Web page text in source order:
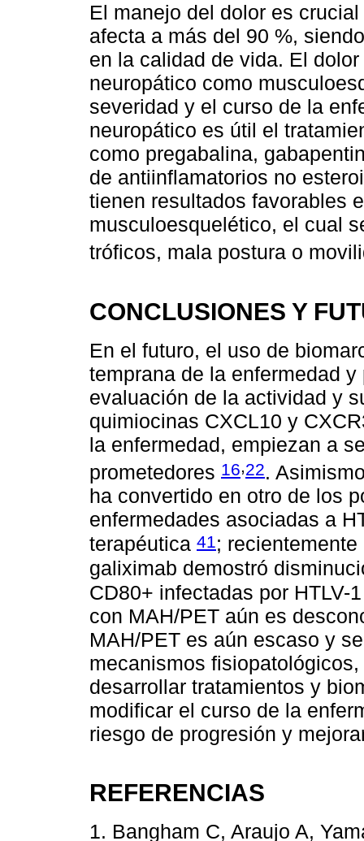
El manejo del dolor es
afecta a más del 90 %,
en la calidad de vida. El
neuropático como
severidad y el curso de la
neuropático es útil el
como pregabalina,
de antiinflamatorios no
tienen resultados favorables
musculoesquelético, el cual
tróficos, mala postura o
CONCLUSIONES Y
En el futuro, el uso de
temprana de la enfermedad
evaluación de la actividad y
quimiocinas CXCL10 y
la enfermedad, empiezan a
prometedores 16,22.
ha convertido en otro de los
enfermedades asociadas a
terapéutica 41 ;
galiximab demostró
CD80+ infectadas por HTLV-
con MAH/PET aún es
MAH/PET es aún escaso y
mecanismos
desarrollar tratamientos y
modificar el curso de la
riesgo de progresión y
REFERENCIAS
1. Bangham C, Araujo A,